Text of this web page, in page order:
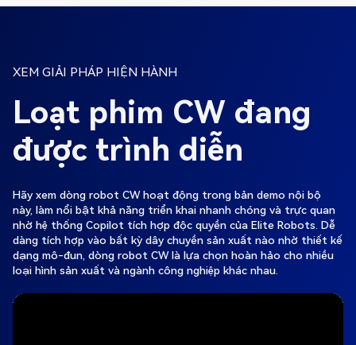
XEM GIẢI PHÁP HIỆN HÀNH
Loạt phim CW đang
được trình diễn
Hãy xem dòng robot CW hoạt động trong bản demo nội bộ
này, làm nổi bật khả năng triển khai nhanh chóng và trực quan
nhờ hệ thống Copilot tích hợp độc quyền của Elite Robots. Dễ
dàng tích hợp vào bất kỳ dây chuyền sản xuất nào nhờ thiết kế
dạng mô-đun, dòng robot CW là lựa chọn hoàn hảo cho nhiều
loại hình sản xuất và ngành công nghiệp khác nhau.